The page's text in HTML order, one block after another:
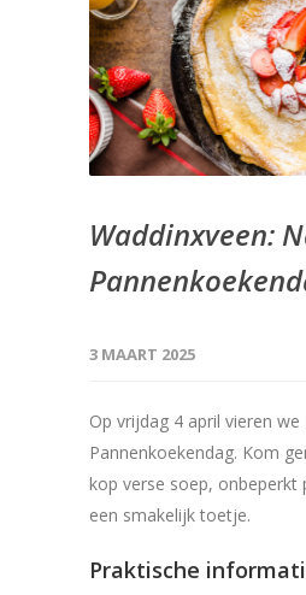
Waddinxveen:
3 MAART 2025
Op vrijdag 4 april vieren
Pannenkoekendag. Kom
kop verse soep, onbeperkt
een smakelijk toetje.
Praktische